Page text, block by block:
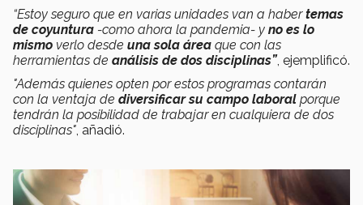
“Estoy seguro que en varias unidades van a habertemas
de coyuntura -como ahora la pandemia- y no es lo
mismo verlo desde una sola área que con las
herramientas de análisis de dos disciplinas”, ejemplificó.
"Además quienes opten por estos programas contarán
con la ventaja de diversificar su campo laboral porque
tendrán la posibilidad de trabajar en cualquiera de dos
disciplinas", añadió.